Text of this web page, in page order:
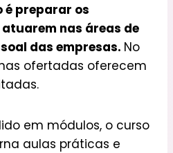
é preparar os
nas áreas de
das empresas. No
ofertadas oferecem
em módulos, o curso
aulas práticas e